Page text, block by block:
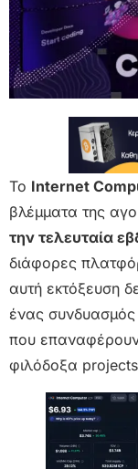
Το Internet
βλέμματα της
την τελευταία
διάφορες
αυτή εκτόξευση
ένας συνδυασμός
που
φιλόδοξα